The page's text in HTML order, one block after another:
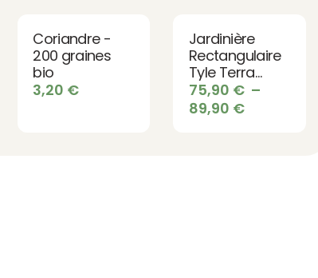
Coriandre -
200 graines
bio
3,20 €
Jardinière
Rectangulaire
Tyle Terra
Laguna -
Design pour
75,90 € –
89,90 €Plage